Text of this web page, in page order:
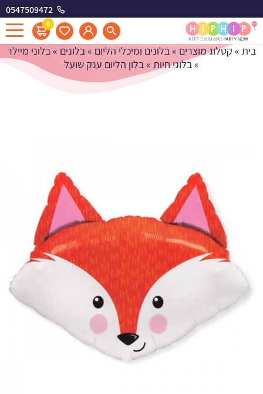
0547509472
0
בלון הליום ענק שועל
בית » קטלוג מוצרים »בלונים ומיכלי הליום »בלונים »בלוני מיילר
»בלוני חיות »בלון הליום ענק שועל